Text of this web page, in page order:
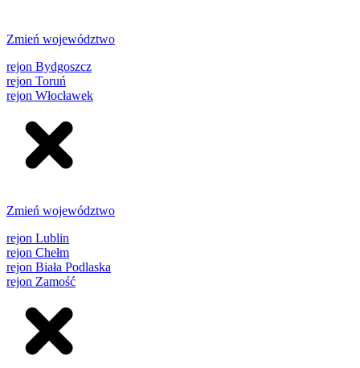
Zmień województwo
rejon Bydgoszcz
rejon Toruń
rejon Włocławek
Zmień województwo
rejon Lublin
rejon Chełm
rejon Biała Podlaska
rejon Zamość